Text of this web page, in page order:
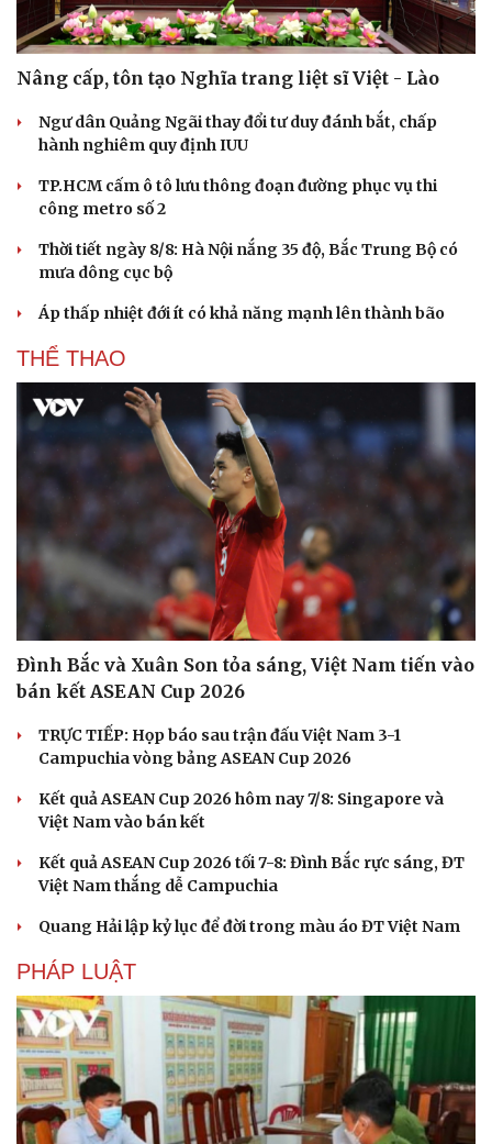
Doanh nghiệp 24h
Doanh nhân
Vì cộng đồng
Tin Công nghệ
Trải nghiệm
Chuyển đổi số
Nâng cấp, tôn tạo Nghĩa trang liệt sĩ Việt - Lào
Ngư dân Quảng Ngãi thay đổi tư duy đánh bắt, chấp
hành nghiêm quy định IUU
TP.HCM cấm ô tô lưu thông đoạn đường phục vụ thi
công metro số 2
Thời tiết ngày 8/8: Hà Nội nắng 35 độ, Bắc Trung Bộ có
mưa dông cục bộ
Áp thấp nhiệt đới ít có khả năng mạnh lên thành bão
THỂ THAO
Đình Bắc và Xuân Son tỏa sáng, Việt Nam tiến vào
bán kết ASEAN Cup 2026
TRỰC TIẾP: Họp báo sau trận đấu Việt Nam 3-1
Campuchia vòng bảng ASEAN Cup 2026
Kết quả ASEAN Cup 2026 hôm nay 7/8: Singapore và
Việt Nam vào bán kết
Kết quả ASEAN Cup 2026 tối 7-8: Đình Bắc rực sáng, ĐT
Việt Nam thắng dễ Campuchia
Quang Hải lập kỷ lục để đời trong màu áo ĐT Việt Nam
PHÁP LUẬT